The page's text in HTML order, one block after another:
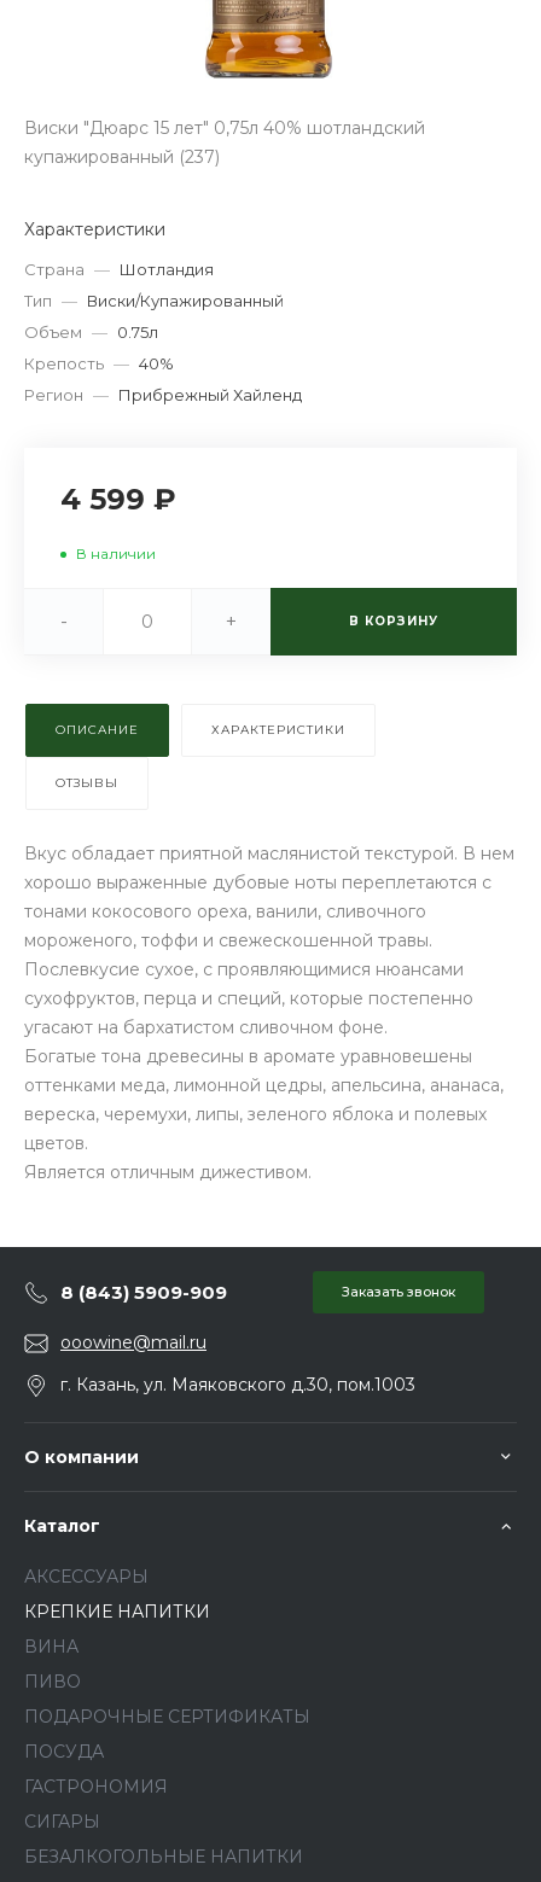
Виски "Дюарс 15 лет" 0,75л 40% шотландский
купажированный (237)
Характеристики
Страна — Шотландия
Тип — Виски/Купажированный
Объем — 0.75л
Крепость — 40%
Регион — Прибрежный Хайленд
4 599 ₽
В наличии
- + В КОРЗИНУ
ОПИСАНИЕ ХАРАКТЕРИСТИКИ
ОТЗЫВЫ
Вкус обладает приятной маслянистой текстурой. В нем
хорошо выраженные дубовые ноты переплетаются с
тонами кокосового ореха, ванили, сливочного
мороженого, тоффи и свежескошенной травы.
Послевкусие сухое, с проявляющимися нюансами
сухофруктов, перца и специй, которые постепенно
угасают на бархатистом сливочном фоне.
Богатые тона древесины в аромате уравновешены
оттенками меда, лимонной цедры, апельсина, ананаса,
вереска, черемухи, липы, зеленого яблока и полевых
цветов.
Является отличным дижестивом.
8 (843) 5909-909 Заказать звонок
ooowine@mail.ru
г. Казань, ул. Маяковского д.30, пом.1003
О компании
Каталог
АКСЕССУАРЫ
КРЕПКИЕ НАПИТКИ
ВИНА
ПИВО
ПОДАРОЧНЫЕ СЕРТИФИКАТЫ
ПОСУДА
ГАСТРОНОМИЯ
СИГАРЫ
БЕЗАЛКОГОЛЬНЫЕ НАПИТКИ